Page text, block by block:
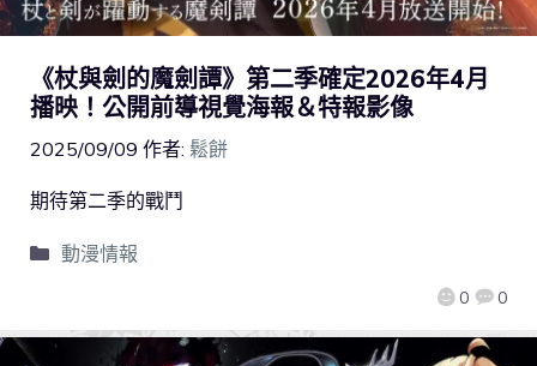
《杖與劍的魔劍譚》第二季確定2026年4月
播映！公開前導視覺海報＆特報影像
2025/09/09 作者: 鬆餅
0 0
期待第二季的戰鬥
動漫情報